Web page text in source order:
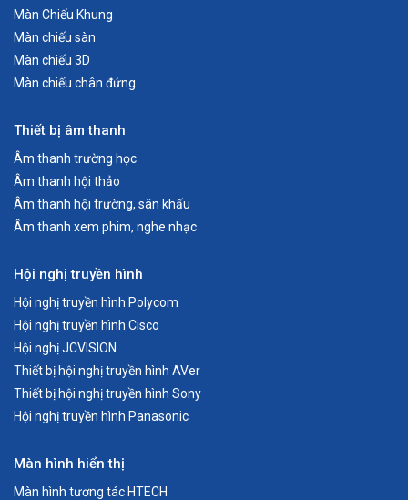
Màn Chiếu Khung
Màn chiếu sàn
Màn chiếu 3D
Màn chiếu chân đứng
Thiết bị âm thanh
Âm thanh trường học
Âm thanh hội thảo
Âm thanh hội trường, sân khấu
Âm thanh xem phim, nghe nhạc
Hội nghị truyền hình
Hội nghị truyền hình Polycom
Hội nghị truyền hình Cisco
Hội nghị JCVISION
Thiết bị hội nghị truyền hình AVer
Thiết bị hội nghị truyền hình Sony
Hội nghị truyền hình Panasonic
Màn hình hiển thị
Màn hình tương tác HTECH